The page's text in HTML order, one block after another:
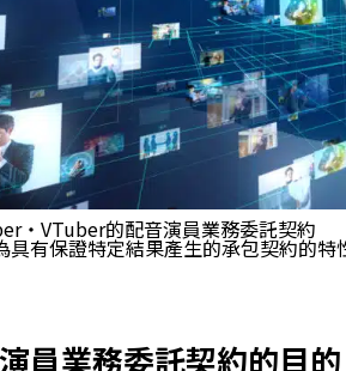
・VTuber的配音演員業務委託契約
具有保證特定結果產生的承包契約的特
員業務委託契約的目的